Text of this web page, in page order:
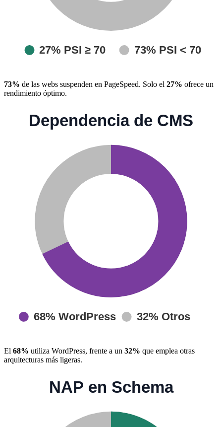
73% de las webs suspenden en PageSpeed. Solo el 27% ofrece un
rendimiento óptimo.
El 68% utiliza WordPress, frente a un 32% que emplea otras
arquitecturas más ligeras.